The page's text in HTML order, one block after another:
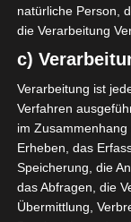
Espérance
de Soliman
Stade Tunisien
Die nächsten
SPIELTAG 1
22 Aug. 2026
natürliche Person,
die Verarbeitung
c)
Verarbeitung ist
Verfahren
im
Erheben, das
Speicherung, die
das Abfragen, die
Übermittlung,